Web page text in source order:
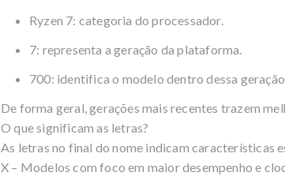
Ryzen 7: categoria do processador.
7: representa a geração da plataforma.
700: identifica o modelo dentro dessa
De forma geral, gerações mais recentes trazem
O que significam as letras?
As letras no final do nome indicam características
X – Modelos com foco em maior desempenho e